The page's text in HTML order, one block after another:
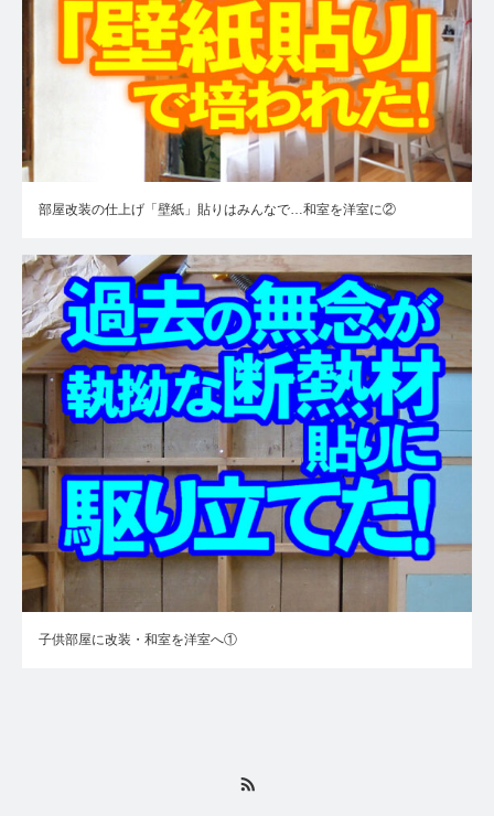
部屋改装の仕上げ「壁紙」貼りはみんなで…和室を洋室に②
子供部屋に改装・和室を洋室へ①